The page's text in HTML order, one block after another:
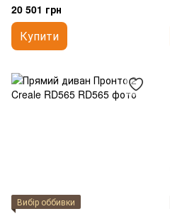
20 501 грн
Купити
Вибір оббивки